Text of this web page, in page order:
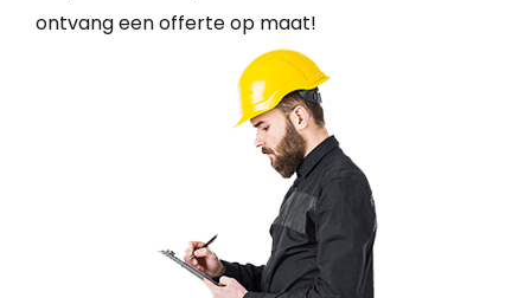
ontvang een offerte op maat!